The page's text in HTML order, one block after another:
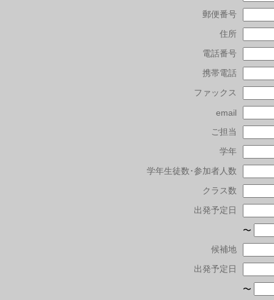
郵便番号
住所
電話番号
携帯電話
ファックス
email
ご担当
学年
学年生徒数･参加者人数
クラス数
出発予定日
〜
候補地
出発予定日
〜